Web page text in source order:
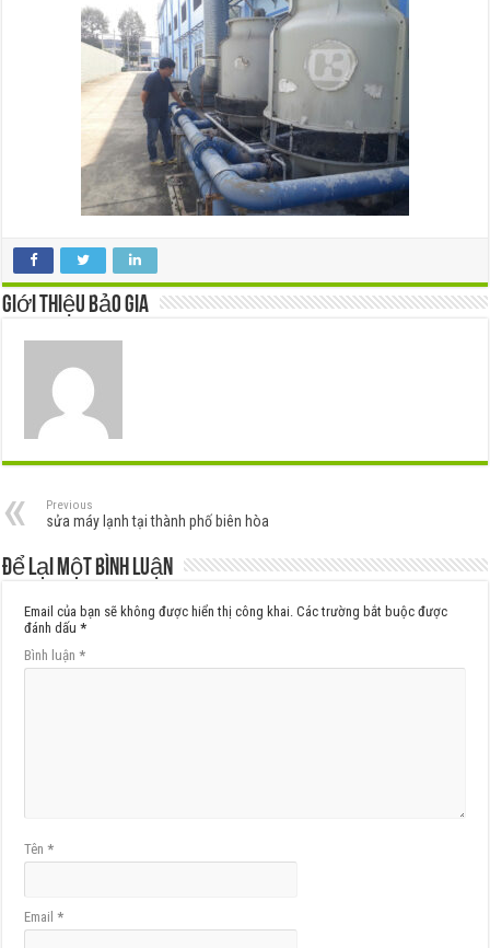
Giới thiệu Bảo Gia
Previous
sửa máy lạnh tại thành phố biên hòa
Để lại một bình luận
Email của bạn sẽ không được hiển thị công khai. Các trường bắt buộc được
đánh dấu*
Bình luận*
Tên*
Email*